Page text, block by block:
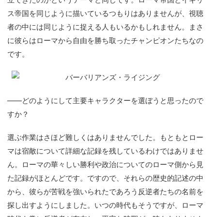
ス帝国を同じように描いているつもりはありませんが、視聴
者の中には同じように捉える人もいるかもしれません。まさ
に彼らはローマから自由を勝ち取ったチャンピオンたちなの
です。
――どのようにして主要キャラクターを選ぼうと思ったので
すか？
選ぶ作業はさほど難しくはありませんでした。もともとロー
マは宿敵について詳細な記録を残しているわけではありませ
ん。ローマの華々しい勝利や政治についてのローマ側から見
た記録がほとんどです。ですので、それらの歴史的記述の中
から、彼らが苦戦を強いられたであろう反逆者たちの名前を
探し出すようにしました。いつの時代もそうですが、ローマ